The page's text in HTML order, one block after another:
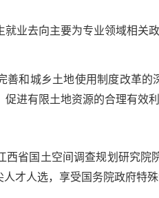
业去向主要为专业领域相关
善和城乡土地使用制度改革
进有限土地资源的合理有效
西省国土空间调查规划研究
才人选，享受国务院政府特殊